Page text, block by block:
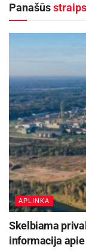
nėra saugu,
Kaišiadorių
būti budrius ir
vanduo,
vandenimis
centralizuotai
parduotuvėse
Aktualios
Panašūs
APLINKA
Skelbiama
informacija